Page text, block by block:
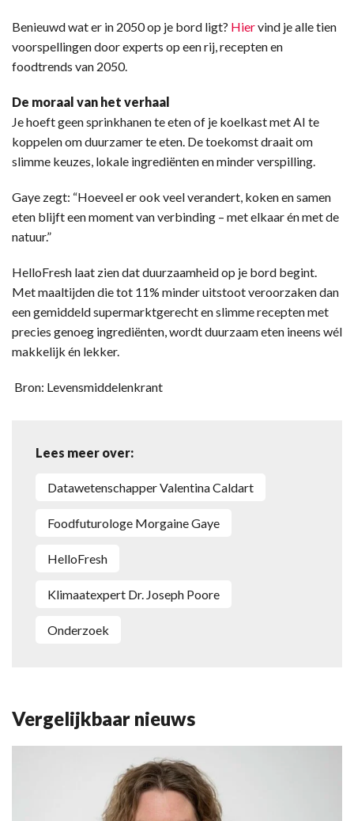
Benieuwd wat er in 2050 op je bord ligt? Hiervind je alle tien
voorspellingen door experts op een rij, recepten en
foodtrends van 2050.
De moraal van het verhaal
Je hoeft geen sprinkhanen te eten of je koelkast met AI te
koppelen om duurzamer te eten. De toekomst draait om
slimme keuzes, lokale ingrediënten en minder verspilling.
Gaye zegt: “Hoeveel er ook veel verandert, koken en samen
eten blijft een moment van verbinding – met elkaar én met de
natuur.”
HelloFresh laat zien dat duurzaamheid op je bord begint.
Met maaltijden die tot 11% minder uitstoot veroorzaken dan
een gemiddeld supermarktgerecht en slimme recepten met
precies genoeg ingrediënten, wordt duurzaam eten ineens wél
makkelijk én lekker.
Bron: Levensmiddelenkrant
Lees meer over:
datawetenschapper Valentina Caldart
Foodfuturologe Morgaine Gaye
HelloFresh
klimaatexpert Dr. Joseph Poore
onderzoek
Vergelijkbaar nieuws